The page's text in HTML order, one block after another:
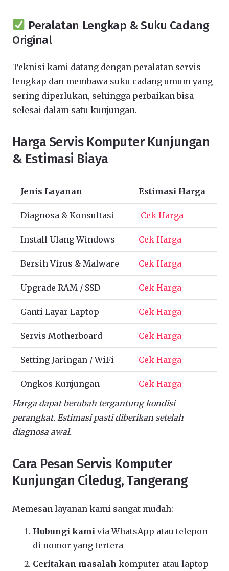
Peralatan Lengkap & Suku Cadang
Original
Teknisi kami datang dengan peralatan servis
lengkap dan membawa suku cadang umum yang
sering diperlukan, sehingga perbaikan bisa
selesai dalam satu kunjungan.
Harga Servis Komputer Kunjungan
& Estimasi Biaya
Jenis Layanan Estimasi Harga
Diagnosa & Konsultasi Cek Harga
Install Ulang Windows Cek Harga
Bersih Virus & Malware Cek Harga
Upgrade RAM / SSD Cek Harga
Ganti Layar Laptop Cek Harga
Servis Motherboard Cek Harga
Setting Jaringan / WiFi Cek Harga
Ongkos Kunjungan
Cek Harga
Harga dapat berubah tergantung kondisi
perangkat. Estimasi pasti diberikan setelah
diagnosa awal.
Cara Pesan Servis Komputer
Kunjungan Ciledug, Tangerang
Memesan layanan kami sangat mudah:
Hubungi kami via WhatsApp atau telepon
di nomor yang tertera
Ceritakan masalah komputer atau laptop